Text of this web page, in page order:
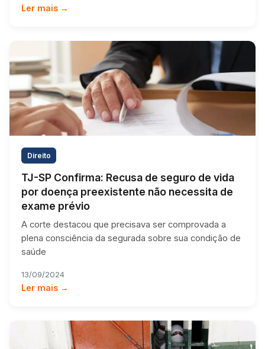
Ler mais →
Direito
TJ-SP Confirma: Recusa de seguro de vida
por doença preexistente não necessita de
exame prévio
A corte destacou que precisava ser comprovada a
plena consciência da segurada sobre sua condição de
saúde
13/09/2024
Ler mais →